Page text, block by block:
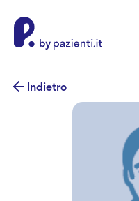
Indietro